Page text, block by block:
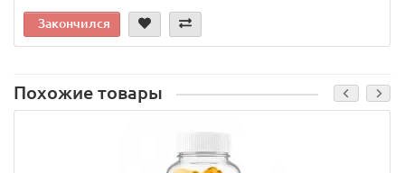
Закончился
Похожие товары